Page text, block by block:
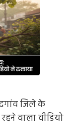
जिले के
वाला वीडियो